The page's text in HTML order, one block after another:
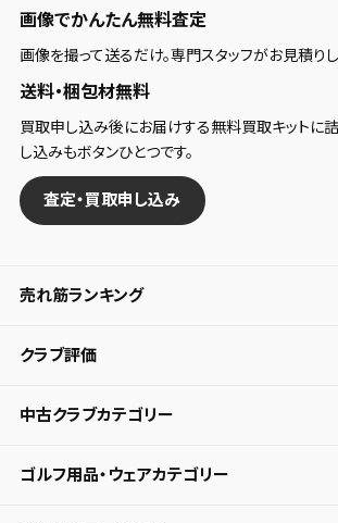
画像でかんたん無料査定
画像を撮って送るだけ。専門スタッフがお見積りし
送料・梱包材無料
買取申し込み後にお届けする無料買取キットに
し込みもボタンひとつです。
査定・買取申し込み
売れ筋ランキング
クラブ評価
中古クラブカテゴリー
ゴルフ用品・ウェアカテゴリー